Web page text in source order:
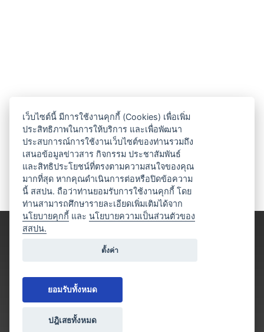
เว็บไซต์นี้ มีการใช้งานคุกกี้ (Cookies) เพื่อเพิ่ม
ประสิทธิภาพในการให้บริการ และเพื่อพัฒนา
ประสบการณ์การใช้งานเว็บไซต์ของท่านรวมถึง
เสนอข้อมูลข่าวสาร กิจกรรม ประชาสัมพันธ์
และสิทธิประโยชน์ที่ตรงตามความสนใจของคุณ
มากที่สุด หากคุณดำเนินการต่อหรือปิดข้อความ
นี้ สสปน. ถือว่าท่านยอมรับการใช้งานคุกกี้ โดย
ท่านสามารถศึกษารายละเอียดเพิ่มเติมได้จาก
นโยบายคุกกี้ และนโยบายความเป็นส่วนตัวของ
สสปน.
ตั้งค่า
ยอมรับทั้งหมด
ปฎิเสธทั้งหมด